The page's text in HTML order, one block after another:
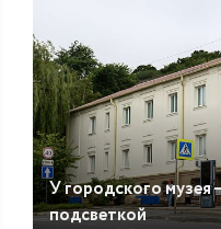
У городского музея
подсветкой